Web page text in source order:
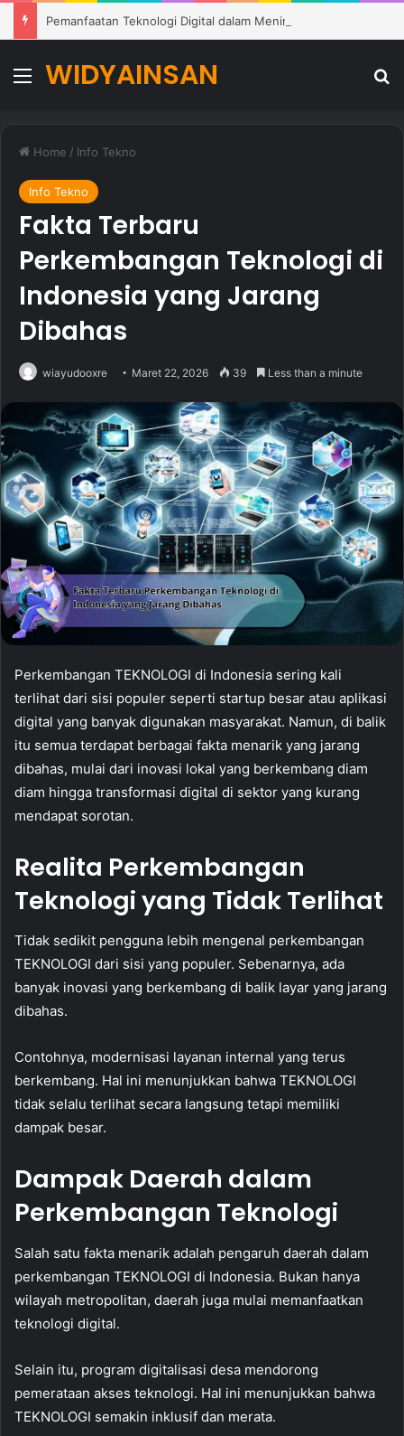
Menu
WIDYAINSAN
Home / Info Tekno
Info Tekno
Fakta Terbaru
Perkembangan Teknologi di
Indonesia yang Jarang
Dibahas
wiayudooxre Maret 22, 2026 39 Less than a minute
Perkembangan TEKNOLOGI di Indonesia sering kali
terlihat dari sisi populer seperti startup besar atau aplikasi
digital yang banyak digunakan masyarakat. Namun, di balik
itu semua terdapat berbagai fakta menarik yang jarang
dibahas, mulai dari inovasi lokal yang berkembang diam
diam hingga transformasi digital di sektor yang kurang
mendapat sorotan.
Realita Perkembangan
Teknologi yang Tidak Terlihat
Tidak sedikit pengguna lebih mengenal perkembangan
TEKNOLOGI dari sisi yang populer. Sebenarnya, ada
banyak inovasi yang berkembang di balik layar yang jarang
dibahas.
Contohnya, modernisasi layanan internal yang terus
berkembang. Hal ini menunjukkan bahwa TEKNOLOGI
tidak selalu terlihat secara langsung tetapi memiliki
dampak besar.
Dampak Daerah dalam
Perkembangan Teknologi
Salah satu fakta menarik adalah pengaruh daerah dalam
perkembangan TEKNOLOGI di Indonesia. Bukan hanya
wilayah metropolitan, daerah juga mulai memanfaatkan
teknologi digital.
Selain itu, program digitalisasi desa mendorong
pemerataan akses teknologi. Hal ini menunjukkan bahwa
TEKNOLOGI semakin inklusif dan merata.